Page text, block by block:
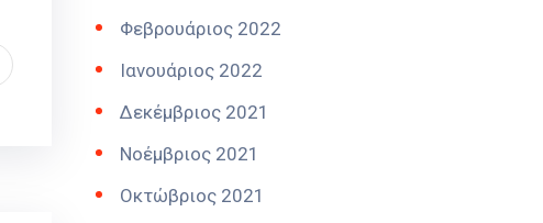
Φεβρουάριος 2022
Ιανουάριος 2022
Δεκέμβριος 2021
Νοέμβριος 2021
Οκτώβριος 2021